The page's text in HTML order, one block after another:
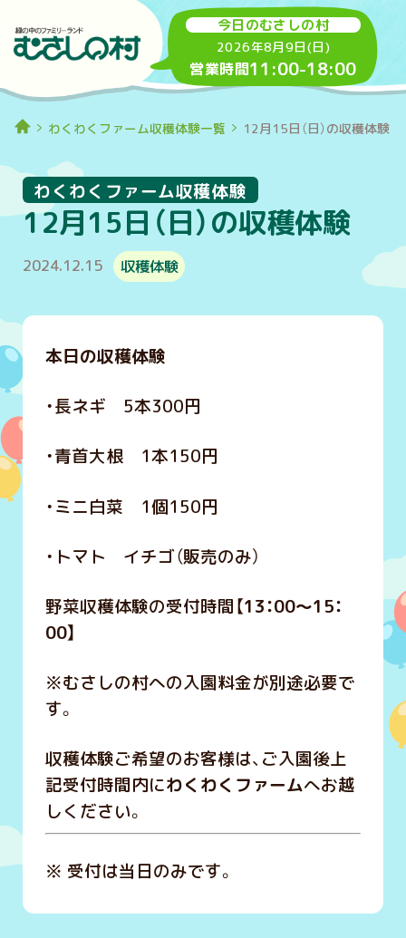
今日のむさしの村
2026年8月9日(日)
営業時間11:00-18:00
わくわくファーム収穫体験一覧 12月15日（日）の収穫体験
12月15日（日）の収穫体験
わくわくファーム収穫体験
2024.12.15 収穫体験
本日の収穫体験
・長ネギ 5本300円
・青首大根 1本150円
・ミニ白菜 1個150円
・トマト イチゴ（販売のみ）
野菜収穫体験の受付時間【13：00～15：
00】
※むさしの村への入園料金が別途必要で
す。
収穫体験ご希望のお客様は、ご入園後上
記受付時間内にわくわくファームへお越
しください。
※ 受付は当日のみです。